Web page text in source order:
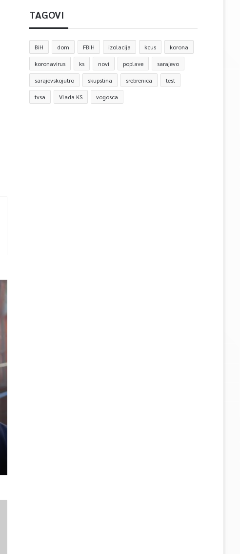
TAGOVI
BiH dom FBiH izolacija kcus korona
koronavirus ks novi poplave sarajevo
sarajevskojutro skupstina srebrenica test
tvsa Vlada KS vogosca